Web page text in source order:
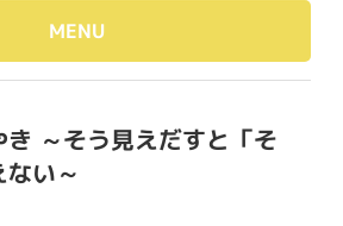
MENU
～そう見えだすと「そ
い～